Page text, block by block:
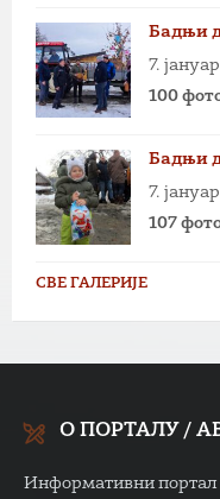
Бадњи
7.
100
Бадњи
7.
107
СВЕ ГАЛЕРИЈЕ
О ПОРТАЛУ /
Информативни портал